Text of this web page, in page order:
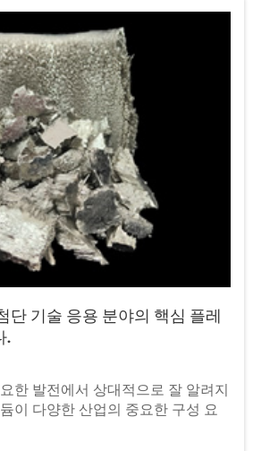
단 기술 응용 분야의 핵심 플레
.
한 발전에서 상대적으로 잘 알려지
이 다양한 산업의 중요한 구성 요
있습니다.